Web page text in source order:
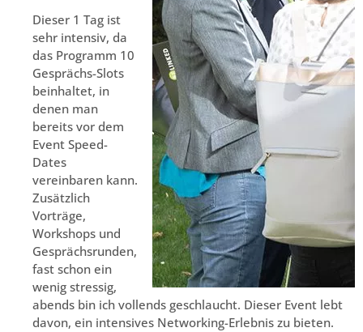
Dieser 1 Tag ist
sehr intensiv, da
das Programm 10
Gesprächs-Slots
beinhaltet, in
denen man
bereits vor dem
Event Speed-
Dates
vereinbaren kann.
Zusätzlich
Vorträge,
Workshops und
Gesprächsrunden,
fast schon ein
wenig stressig,
abends bin ich vollends geschlaucht. Dieser Event lebt
davon, ein intensives Networking-Erlebnis zu bieten.